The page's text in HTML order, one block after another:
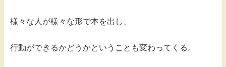
様々な人が様々な形で本を出し、
行動ができるかどうかということも変わってくる。